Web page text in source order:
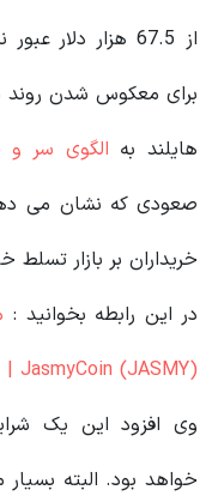
از 67.5 هزار
برای معکوس شدن روند
هایلند به الگوی سر
صعودی که نشان می
خریداران بر بازار تسلط
در این رابطه بخوانید‌ :
JasmyCoin (JASMY) | پروژه‌ای برای دموکراسی داده‌ها
وی افزود این یک
خواهد بود. البته